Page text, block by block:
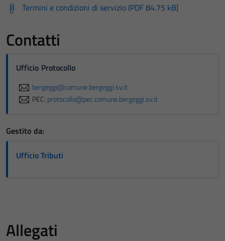
Termini e condizioni di servizio (PDF 84.75 kB)
Contatti
Ufficio Protocollo
bergeggi@comune.bergeggi.sv.it
PEC: protocollo@pec.comune.bergeggi.sv.it
Gestito da:
Ufficio Tributi
Allegati